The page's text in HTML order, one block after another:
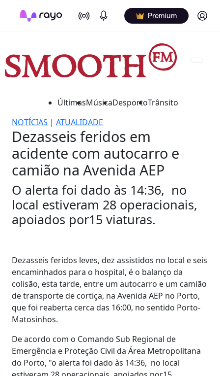
On Air Podcasts Premium Log in
ÚltimasMúsicaDesportoTrânsito
NOTÍCIAS | ATUALIDADE
Dezasseis feridos em
acidente com autocarro e
camião na Avenida AEP
O alerta foi dado às 14:36, no
local estiveram 28 operacionais,
apoiados por15 viaturas.
Dezasseis feridos leves, dez assistidos no local e seis
encaminhados para o hospital, é o balanço da
colisão, esta tarde, entre um autocarro e um camião
de transporte de cortiça, na Avenida AEP no Porto,
que foi reaberta cerca das 16:00, no sentido Porto-
Matosinhos.
De acordo com o Comando Sub Regional de
Emergência e Proteção Civil da Área Metropolitana
do Porto, "o alerta foi dado às 14:36, no local